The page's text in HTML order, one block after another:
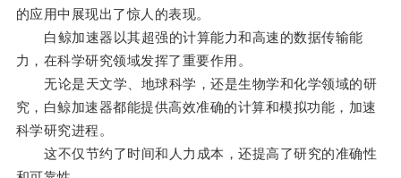
的应用中展现出了惊人的表现。
白鲸加速器以其超强的计算能力和高速的数据传输能
力，在科学研究领域发挥了重要作用。
无论是天文学、地球科学，还是生物学和化学领域的研
究，白鲸加速器都能提供高效准确的计算和模拟功能，加速
科学研究进程。
这不仅节约了时间和人力成本，还提高了研究的准确性